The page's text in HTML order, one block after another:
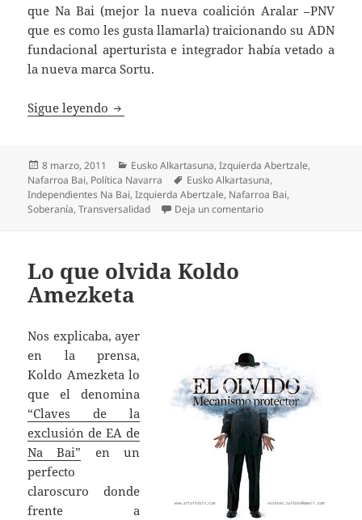
que Na Bai (mejor la nueva coalición Aralar –PNV
que es como les gusta llamarla) traicionando su ADN
fundacional aperturista e integrador había vetado a
la nueva marca Sortu.
Sigue leyendo ¿POR QUÉ CUELGA TODAVÍA EL CARTEL
Publicado
el
8 marzo, 2011 Categorías
Eusko Alkartasuna,Izquierda Abertzale,
Nafarroa Bai, Política Navarra Etiquetas
Eusko Alkartasuna,
Independientes Na Bai,Izquierda Abertzale, Nafarroa Bai,
Soberanía,Transversalidad Deja un comentarioen ¿POR QUÉ
Lo que olvida Koldo
Amezketa
Nos explicaba, ayer
en la prensa,
Koldo Amezketa lo
que el denomina
“Claves de la
exclusión de EA de
Na Bai” en un
perfecto
claroscuro donde
frente a